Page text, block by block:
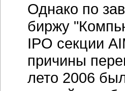
Однако по
биржу
IPO секции
причины
лето 2006